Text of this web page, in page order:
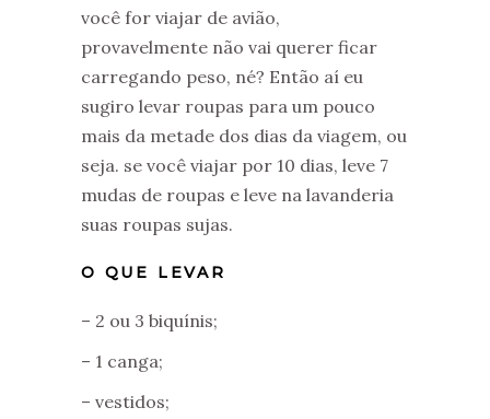
você for viajar de avião,
provavelmente não vai querer ficar
carregando peso, né? Então aí eu
sugiro levar roupas para um pouco
mais da metade dos dias da viagem, ou
seja. se você viajar por 10 dias, leve 7
mudas de roupas e leve na lavanderia
suas roupas sujas.
O QUE LEVAR
– 2 ou 3 biquínis;
– 1 canga;
– vestidos;